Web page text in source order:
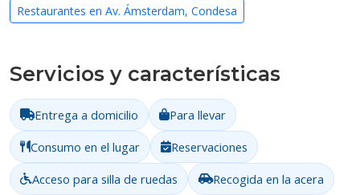
Restaurantes en Av. Ámsterdam, Condesa
Servicios y características
Entrega a domicilio
Para llevar
Consumo en el lugar
Reservaciones
Acceso para silla de ruedas
Recogida en la acera